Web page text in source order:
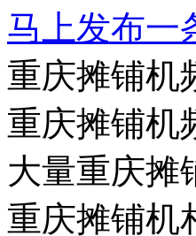
马上发布一
重庆摊铺机
重庆摊铺机
大量重庆摊
重庆摊铺机